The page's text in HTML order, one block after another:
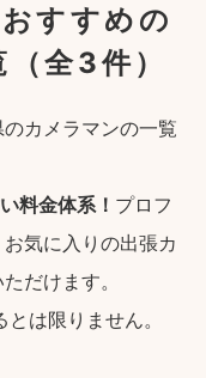
すすめの
（全3件）
カメラマンの一覧
料金体系！ プロフ
気に入りの出張カ
だけます。
は限りません。